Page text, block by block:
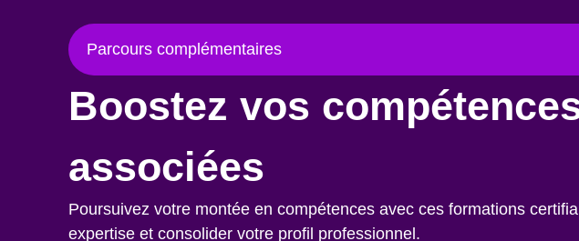
Parcours complémentaires
Boostez vos
associées
Poursuivez votre montée en compétences avec ces formations
expertise et consolider votre profil professionnel.